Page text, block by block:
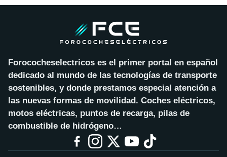
Forococheselectricos es el primer portal en español
dedicado al mundo de las tecnologías de transporte
sostenibles, y donde prestamos especial atención a
las nuevas formas de movilidad. Coches eléctricos,
motos eléctricas, puntos de recarga, pilas de
combustible de hidrógeno…